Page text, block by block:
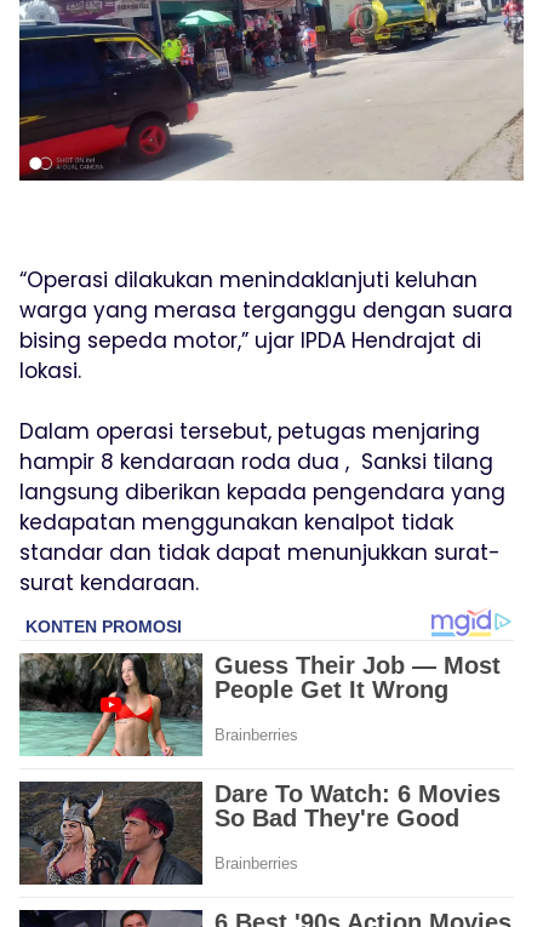
“Operasi dilakukan menindaklanjuti keluhan
warga yang merasa terganggu dengan suara
bising sepeda motor,” ujar IPDA Hendrajat di
lokasi.
Dalam operasi tersebut, petugas menjaring
hampir 8 kendaraan roda dua , Sanksi tilang
langsung diberikan kepada pengendara yang
kedapatan menggunakan kenalpot tidak
standar dan tidak dapat menunjukkan surat-
surat kendaraan.